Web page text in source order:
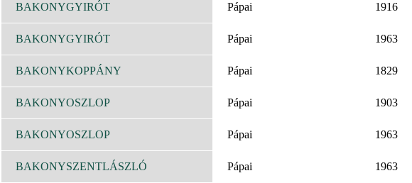
BAKONYGYIRÓT Pápai 1916
BAKONYGYIRÓT Pápai 1963
BAKONYKOPPÁNY Pápai 1829
BAKONYOSZLOP Pápai 1903
BAKONYOSZLOP Pápai 1963
BAKONYSZENTLÁSZLÓ Pápai 1963